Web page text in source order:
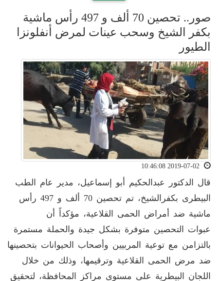
صور.. تحصين 70 ألف و 497 رأس ماشية
بكفر الشيخ وسحب عينات لمرض أنفلونزا
الطيور
قال الدكتور عبدالحكيم أبو إسماعيل، مدير عام الطب
البيطرى بكفرالشيخ، تم تحصين 70 ألف و 497 رأس
ماشية ضد أمراض الحمى القلاعية، مؤكداً أن
عبوات التحصين متوفرة بشكل جيدة والحملة مستمرة
بالتزامن مع توعية المربيين وأصحاب الحيوانات بتحصينها
ضد مرض الحمى القلاعية وترقيمها، وذلك من خلال
اللجان البيطرية على مستوى مراكز المحافظة، لتحقيق